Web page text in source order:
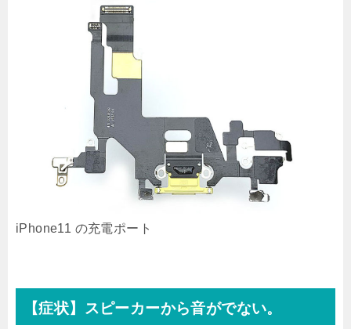
iPhone11 の充電ポート
【症状】スピーカーから音がでない。